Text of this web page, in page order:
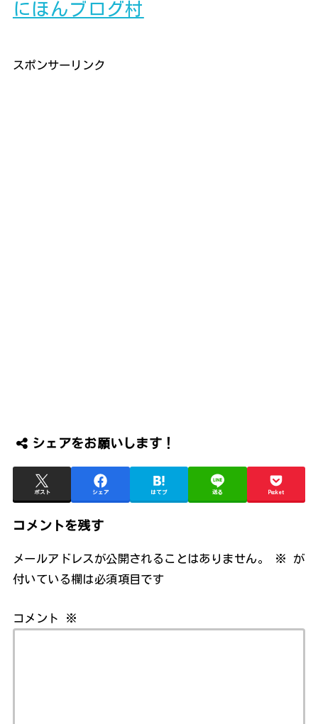
にほんブログ村
スポンサーリンク
シェアをお願いします！
ポスト シェア はてブ 送る Pocket
コメントを残す
メールアドレスが公開されることはありません。 ※
が
付いている欄は必須項目です
コメント ※